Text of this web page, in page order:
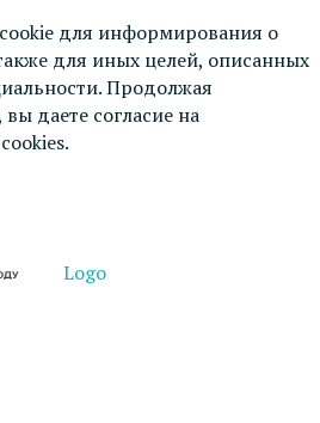
для информирования о
для иных целей, описанных
. Продолжая
даете согласие на
Logo